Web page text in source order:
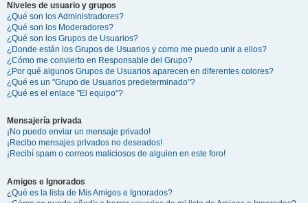
Niveles de usuario y grupos
¿Qué son los Administradores?
¿Qué son los Moderadores?
¿Qué son los Grupos de Usuarios?
¿Donde están los Grupos de Usuarios y como me puedo unir a ellos?
¿Cómo me convierto en Responsable del Grupo?
¿Por qué algunos Grupos de Usuarios aparecen en diferentes colores?
¿Qué es un "Grupo de Usuarios predeterminado"?
¿Qué es el enlace "El equipo"?
Mensajería privada
¡No puedo enviar un mensaje privado!
¡Recibo mensajes privados no deseados!
¡Recibí spam o correos maliciosos de alguien en este foro!
Amigos e Ignorados
¿Qué es la lista de Mis Amigos e Ignorados?